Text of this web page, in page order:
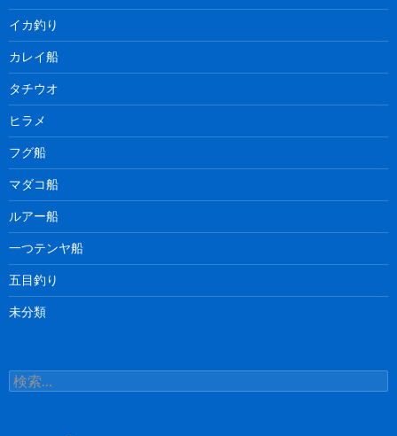
イカ釣り
カレイ船
タチウオ
ヒラメ
フグ船
マダコ船
ルアー船
一つテンヤ船
五目釣り
未分類
検
索: